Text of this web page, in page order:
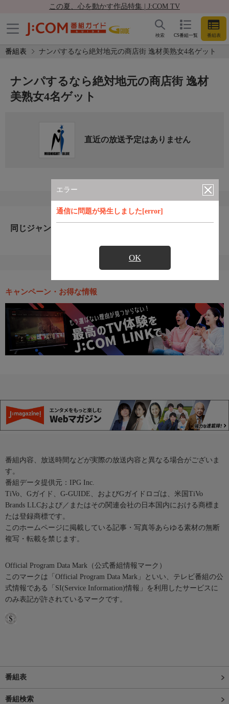
この夏、心を動かす作品特集 | J:COM TV
CS番組一覧 番組表
検索
番組表 ナンパするなら絶対地元の商店街 逸材美熟女4名ゲット
エラー
通信に問題が発生しました[error]
OK
ナンパするなら絶対地元の商店街 逸材
美熟女4名ゲット
直近の放送予定はありません
同じジャンルのおすすめ番組
キャンペーン・お得な情報
番組内容、放送時間などが実際の放送内容と異なる場合がございま
す。
番組データ提供元：IPG Inc.
TiVo、Gガイド、G-GUIDE、およびGガイドロゴは、米国TiVo
Brands LLCおよび／またはその関連会社の日本国内における商標ま
たは登録商標です。
このホームページに掲載している記事・写真等あらゆる素材の無断
複写・転載を禁じます。
Official Program Data Mark（公式番組情報マーク）
このマークは「Official Program Data Mark」といい、テレビ番組の公
式情報である「SI(Service Information)情報」を利用したサービスに
のみ表記が許されているマークです。
番組表
番組検索